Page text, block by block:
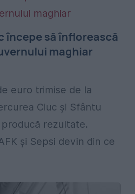
începe să înflorească
maghiar
euro trimise de la
Ciuc și Sfântu
rezultate.
și Sepsi devin din ce